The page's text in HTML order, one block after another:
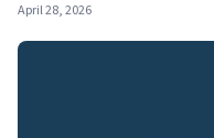
April 28, 2026